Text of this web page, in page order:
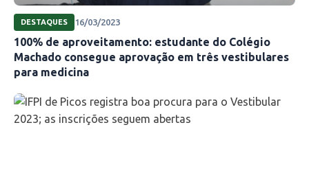
DESTAQUES 16/03/2023
100% de aproveitamento: estudante do Colégio
Machado consegue aprovação em três vestibulares
para medicina